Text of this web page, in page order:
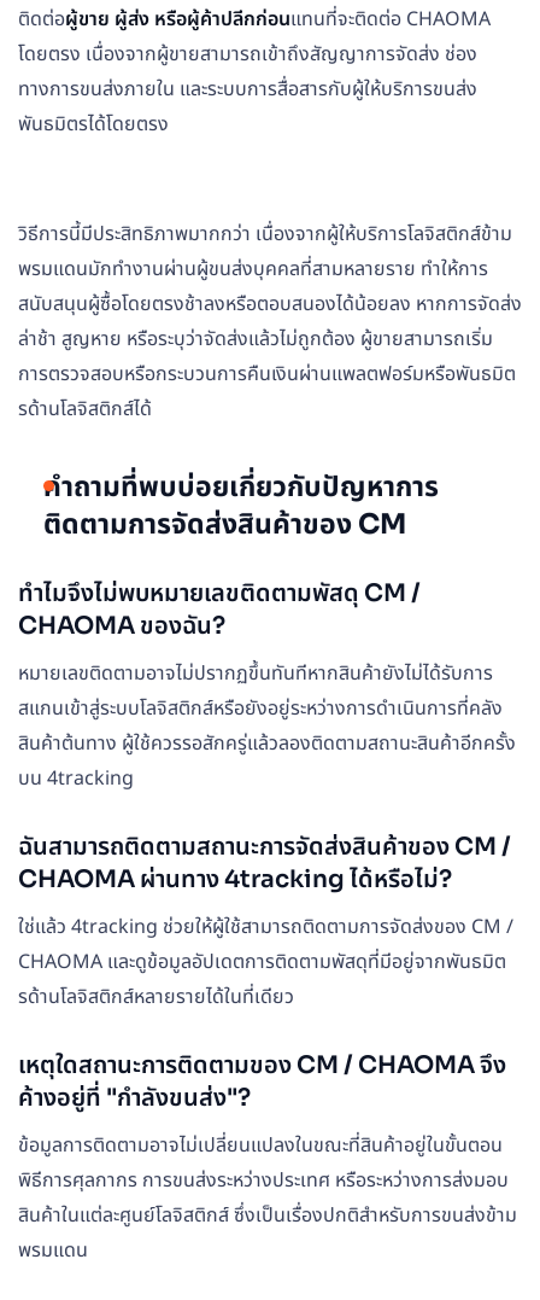
ติดต่อผู้ขาย ผู้ส่ง หรือผู้ค้าปลีกก่อนแทนที่จะติดต่อ CHAOMA
โดยตรง เนื่องจากผู้ขายสามารถเข้าถึงสัญญาการจัดส่ง ช่อง
ทางการขนส่งภายใน และระบบการสื่อสารกับผู้ให้บริการขนส่ง
พันธมิตรได้โดยตรง
วิธีการนี้มีประสิทธิภาพมากกว่า เนื่องจากผู้ให้บริการโลจิสติกส์ข้าม
พรมแดนมักทำงานผ่านผู้ขนส่งบุคคลที่สามหลายราย ทำให้การ
สนับสนุนผู้ซื้อโดยตรงช้าลงหรือตอบสนองได้น้อยลง หากการจัดส่ง
ล่าช้า สูญหาย หรือระบุว่าจัดส่งแล้วไม่ถูกต้อง ผู้ขายสามารถเริ่ม
การตรวจสอบหรือกระบวนการคืนเงินผ่านแพลตฟอร์มหรือพันธมิต
รด้านโลจิสติกส์ได้
คำถามที่พบบ่อยเกี่ยวกับปัญหาการ
ติดตามการจัดส่งสินค้าของ CM
ทำไมจึงไม่พบหมายเลขติดตามพัสดุ CM /
CHAOMA ของฉัน?
หมายเลขติดตามอาจไม่ปรากฏขึ้นทันทีหากสินค้ายังไม่ได้รับการ
สแกนเข้าสู่ระบบโลจิสติกส์หรือยังอยู่ระหว่างการดำเนินการที่คลัง
สินค้าต้นทาง ผู้ใช้ควรรอสักครู่แล้วลองติดตามสถานะสินค้าอีกครั้ง
บน 4tracking
ฉันสามารถติดตามสถานะการจัดส่งสินค้าของ CM /
CHAOMA ผ่านทาง 4tracking ได้หรือไม่?
ใช่แล้ว 4tracking ช่วยให้ผู้ใช้สามารถติดตามการจัดส่งของ CM /
CHAOMA และดูข้อมูลอัปเดตการติดตามพัสดุที่มีอยู่จากพันธมิต
รด้านโลจิสติกส์หลายรายได้ในที่เดียว
เหตุใดสถานะการติดตามของ CM / CHAOMA จึง
ค้างอยู่ที่ "กำลังขนส่ง"?
ข้อมูลการติดตามอาจไม่เปลี่ยนแปลงในขณะที่สินค้าอยู่ในขั้นตอน
พิธีการศุลกากร การขนส่งระหว่างประเทศ หรือระหว่างการส่งมอบ
สินค้าในแต่ละศูนย์โลจิสติกส์ ซึ่งเป็นเรื่องปกติสำหรับการขนส่งข้าม
พรมแดน